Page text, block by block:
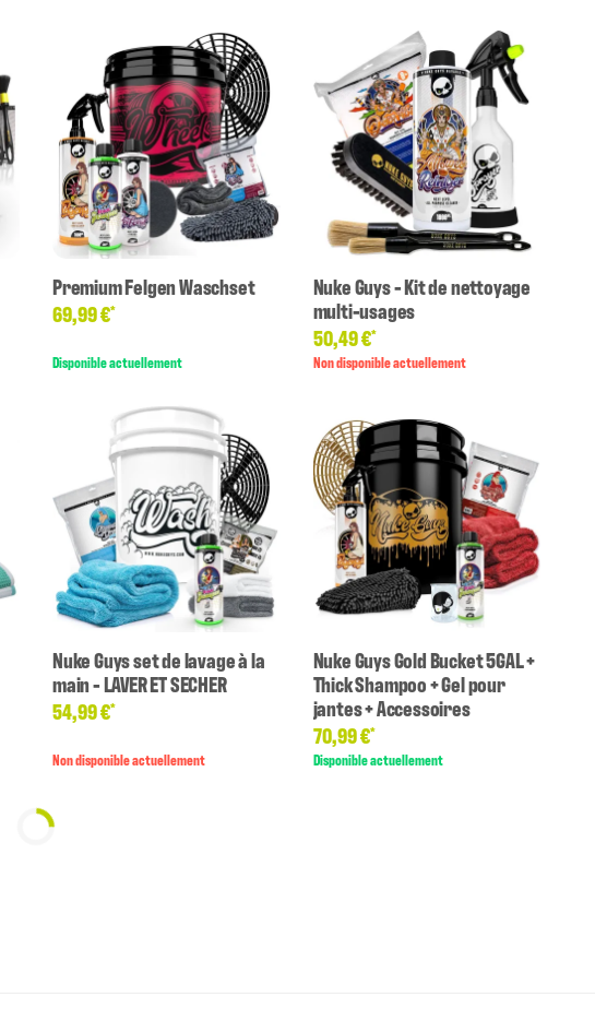
Premium Felgen Waschset
69,99 €*
Disponible actuellement
Nuke Guys - Kit de nettoyage
multi-usages
50,49 €*
Non disponible actuellement
Nuke Guys set de lavage à la
main - LAVER ET SECHER
54,99 €*
Non disponible actuellement
Nuke Guys Gold Bucket 5GAL +
Thick Shampoo + Gel pour
jantes + Accessoires
70,99 €*
Disponible actuellement